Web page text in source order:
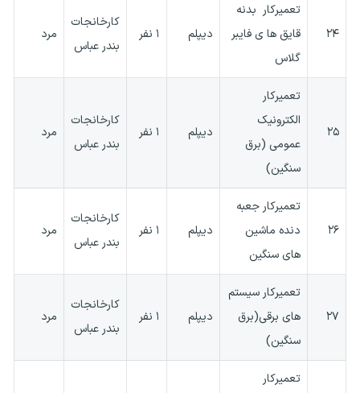
۲۴
تعمیرکار بدنه
قایق ها ی فایبر
گلاس
دیپلم ۱ نفر
کارخانجات
بندر عباس
مرد
۲۵
تعمیرکار
الکترونیک
عمومی (برق
سنگین)
دیپلم ۱ نفر
کارخانجات
بندر عباس
مرد
۲۶
تعمیرکار جعبه
دنده ماشین
های سنگین
دیپلم ۱ نفر
کارخانجات
بندر عباس
مرد
۲۷
تعمیرکار سیستم
های برقی(برق
سنگین)
دیپلم ۱ نفر
کارخانجات
بندر عباس
مرد
تعمیرکار